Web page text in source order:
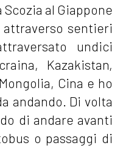
al Giappone
sentieri
undici
Kazakistan,
Cina e ho
andando. Di volta
di andare avanti
o passaggi di